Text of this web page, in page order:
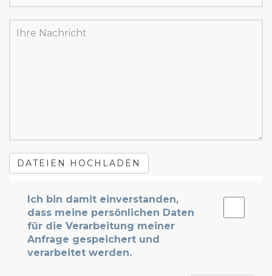
DATEIEN HOCHLADEN
Ich bin damit einverstanden,
dass meine persönlichen Daten
für die Verarbeitung meiner
Anfrage gespeichert und
verarbeitet werden.